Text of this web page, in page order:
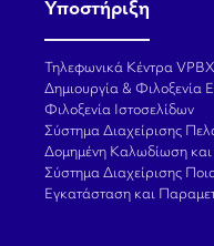
Υποστήριξη
Τηλεφωνικά Κέντρα VPBX
Δημιουργία & Φιλοξενία
Φιλοξενία Ιστοσελίδων
Σύστημα Διαχείρισης
Δομημένη Καλωδίωση και
Σύστημα Διαχείρισης
Εγκατάσταση και